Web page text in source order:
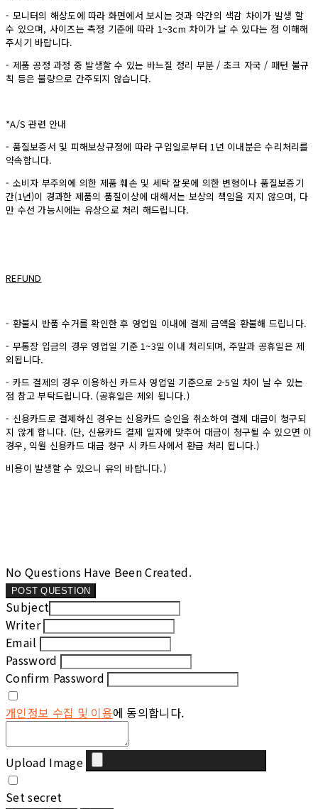
- 모니터의 해상도에 따라 화면에서 보시는 것과 약간의 색감 차이가 발생 할
수 있으며, 사이즈는 측정 기준에 따라 1~3cm 차이가 날 수 있다는 점 이해해
주시기 바랍니다.
- 제품 공정 과정 중 발생할 수 있는 바느질 정리 부분 / 초크 자국 / 패턴 불규
칙 등은 불량으로 간주되지 않습니다.
*A/S 관련 안내
- 품질보증서 및 피해보상규정에 따라 구입일로부터 1년 이내분은 수리처리를
약속합니다.
- 소비자 부주의에 의한 제품 훼손 및 세탁 잘못에 의한 변형이나 품질보증기
간(1년)이 경과한 제품의 품질이상에 대해서는 보상의 책임을 지지 않으며, 다
만 수선 가능시에는 유상으로 처리 해드립니다.
REFUND
- 환불시 반품 수거를 확인한 후 영업일 이내에 결제 금액을 환불해 드립니다.
- 무통장 입금의 경우 영업일 기준 1~3일 이내 처리되며, 주말과 공휴일은 제
외됩니다.
- 카드 결제의 경우 이용하신 카드사 영업일 기준으로 2-5일 차이 날 수 있는
점 참고 부탁드립니다. (공휴일은 제외 됩니다.)
- 신용카드로 결제하신 경우는 신용카드 승인을 취소하여 결제 대금이 청구되
지 않게 합니다. (단, 신용카드 결제 일자에 맞추어 대금이 청구될 수 있으면 이
경우, 익월 신용카드 대금 청구 시 카드사에서 환급 처리 됩니다.)
비용이 발생할 수 있으니 유의 바랍니다.)
No Questions Have Been Created.
POST QUESTION
Subject
Writer
Email
Password
Confirm Password
개인정보 수집 및 이용에 동의합니다.
Upload Image
Set secret